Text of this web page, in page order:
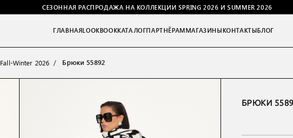
СЕЗОННАЯ РАСПРОДАЖА НА КОЛЛЕКЦИИ SPRING 2026 И SUMMER 2026
ГЛАВНАЯLOOKBOOKКАТАЛОГПАРТНЁРАММАГАЗИНЫКОНТАКТЫБЛОГ
Fall-Winter 2026 Брюки 55892
БРЮКИ